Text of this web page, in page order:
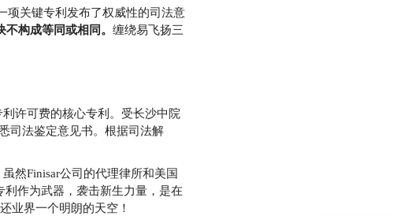
项关键专利发布了权威性的司法意
构成等同或相同。 缠绕易飞扬三
许可费的核心专利。受长沙中院
司法鉴定意见书。根据司法解
然Finisar公司的代理律所和美国
作为武器，袭击新生力量，是在
业界一个明朗的天空！